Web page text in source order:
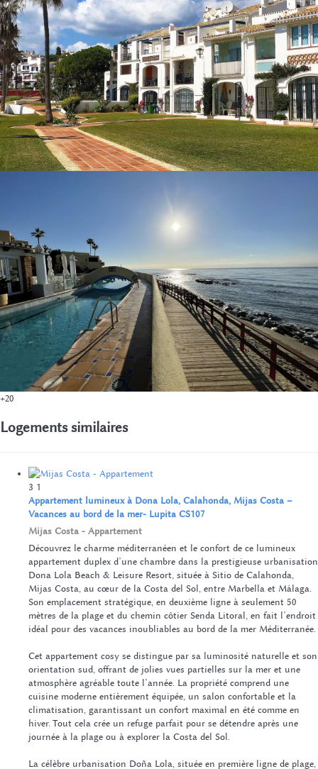
+20
Logements similaires
3 1
Appartement lumineux à Dona Lola, Calahonda, Mijas Costa –
Vacances au bord de la mer- Lupita CS107
Mijas Costa - Appartement
Découvrez le charme méditerranéen et le confort de ce lumineux
appartement duplex d’une chambre dans la prestigieuse urbanisation
Dona Lola Beach & Leisure Resort, située à Sitio de Calahonda,
Mijas Costa, au cœur de la Costa del Sol, entre Marbella et Málaga.
Son emplacement stratégique, en deuxième ligne à seulement 50
mètres de la plage et du chemin côtier Senda Litoral, en fait l’endroit
idéal pour des vacances inoubliables au bord de la mer Méditerranée.
Cet appartement cosy se distingue par sa luminosité naturelle et son
orientation sud, offrant de jolies vues partielles sur la mer et une
atmosphère agréable toute l’année. La propriété comprend une
cuisine moderne entièrement équipée, un salon confortable et la
climatisation, garantissant un confort maximal en été comme en
hiver. Tout cela crée un refuge parfait pour se détendre après une
journée à la plage ou à explorer la Costa del Sol.
La célèbre urbanisation Doña Lola, située en première ligne de plage,